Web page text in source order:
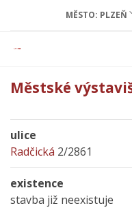
MĚSTO: PLZEŇ
Městské
ulice
Radčická 2/2861
existence
stavba již neexistuje